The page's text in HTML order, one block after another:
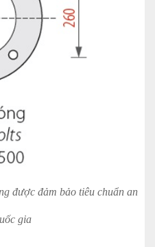
được đảm bảo tiêu chuẩn an
gia